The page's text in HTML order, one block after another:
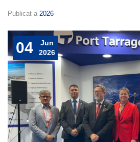
Publicat a 2026
04
Jun
2026